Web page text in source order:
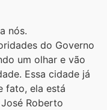
nós.
do Governo
um olhar e vão
Essa cidade já
fato, ela está
Roberto